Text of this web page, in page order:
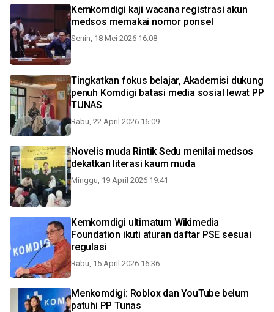
Kemkomdigi kaji wacana registrasi akun
medsos memakai nomor ponsel
Senin, 18 Mei 2026 16:08
Tingkatkan fokus belajar, Akademisi dukung
penuh Komdigi batasi media sosial lewat PP
TUNAS
Rabu, 22 April 2026 16:09
Novelis muda Rintik Sedu menilai medsos
dekatkan literasi kaum muda
Minggu, 19 April 2026 19:41
Kemkomdigi ultimatum Wikimedia
Foundation ikuti aturan daftar PSE sesuai
regulasi
Rabu, 15 April 2026 16:36
Menkomdigi: Roblox dan YouTube belum
patuhi PP Tunas